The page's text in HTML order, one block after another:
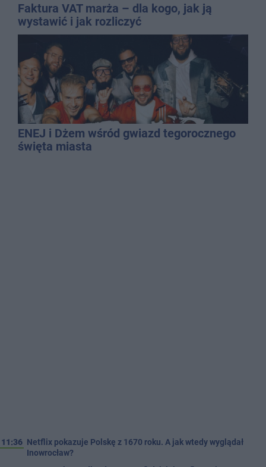
Faktura VAT marża – dla kogo, jak ją
wystawić i jak rozliczyć
ENEJ i Dżem wśród gwiazd tegorocznego
święta miasta
11:36 Netflix pokazuje Polskę z 1670 roku. A jak wtedy wyglądał
Inowrocław?